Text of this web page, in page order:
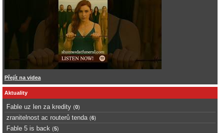
Přejít na videa
Aktuality
Fable uz len za kredity (0)
zranitelnost ac routerů tenda (6)
Fable 5 is back (5)